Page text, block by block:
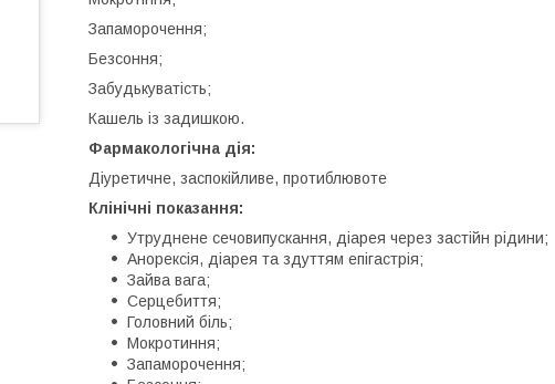
Запаморочення;
Безсоння;
Забудькуватість;
Кашель із задишкою.
Фармакологічна дія:
Діуретичне, заспокійливе, протиблювоте
Клінічні показання:
Утруднене сечовипускання, діарея через застійн рідини;
Анорексія, діарея та здуттям епігастрія;
Зайва вага;
Серцебиття;
Головний біль;
Мокротиння;
Запаморочення;